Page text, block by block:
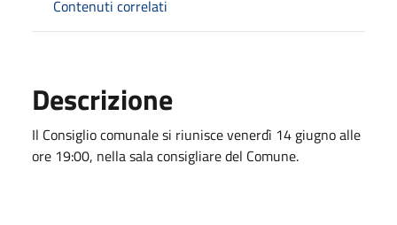
Contenuti correlati
Descrizione
Il Consiglio comunale si riunisce venerdì 14 giugno alle
ore 19:00, nella sala consigliare del Comune.